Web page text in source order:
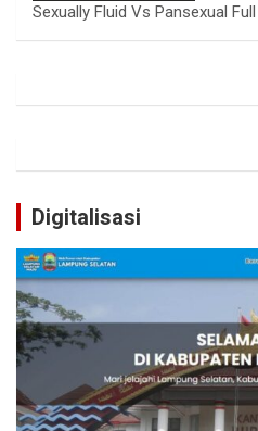
Sexually Fluid Vs Pansexual
Digitalisasi